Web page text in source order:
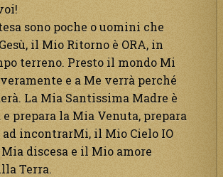
sono poche o uomini che
il Mio Ritorno è ORA, in
terreno. Presto il mondo Mi
e a Me verrà perché
La Mia Santissima Madre è
prepara la Mia Venuta, prepara
incontrarMi, il Mio Cielo IO
discesa e il Mio amore
Terra.